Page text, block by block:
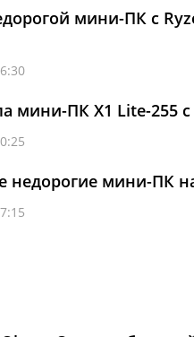
мини-ПК с
мини-ПК X1 Lite-255 с
недорогие мини-ПК